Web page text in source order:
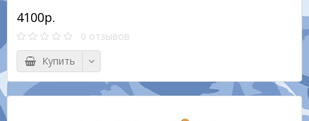
4100р.
0 отзывов
Купить